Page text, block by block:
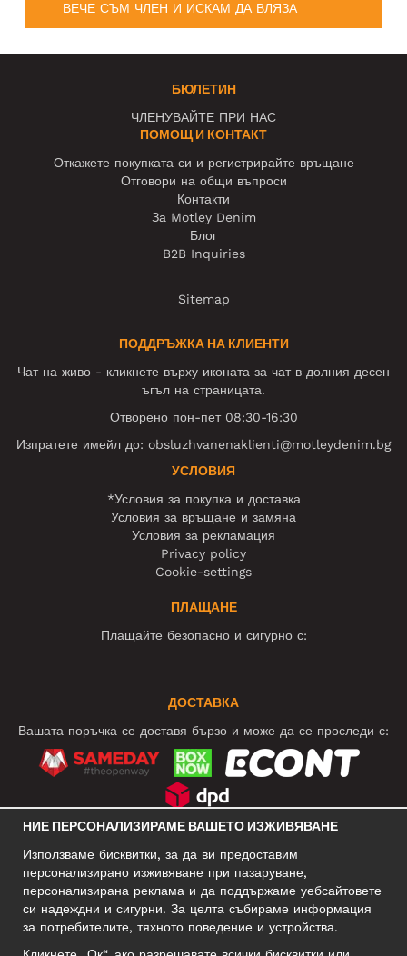
ВЕЧЕ СЪМ ЧЛЕН И ИСКАМ ДА ВЛЯЗА
БЮЛЕТИН
ЧЛЕНУВАЙТЕ ПРИ НАС
ПОМОЩ И КОНТАКТ
Откажете покупката си и регистрирайте връщане
Отговори на общи въпроси
Контакти
За Motley Denim
Блог
B2B Inquiries
Sitemap
ПОДДРЪЖКА НА КЛИЕНТИ
Чат на живо - кликнете върху иконата за чат в долния десен
ъгъл на страницата.
Отворено пон-пет 08:30-16:30
Изпратете имейл до: obsluzhvanenaklienti@motleydenim.bg
УСЛОВИЯ
*Условия за покупка и доставка
Условия за връщане и замяна
Условия за рекламация
Privacy policy
Cookie-settings
ПЛАЩАНЕ
Плащайте безопасно и сигурно с:
ДОСТАВКА
Вашата поръчка се доставя бързо и може да се проследи с:
БИЗНЕС АДРЕС
НИЕ ПЕРСОНАЛИЗИРАМЕ ВАШЕТО ИЗЖИВЯВАНЕ
Използваме бисквитки, за да ви предоставим
персонализирано изживяване при пазаруване,
персонализирана реклама и да поддържаме уебсайтовете
си надеждни и сигурни. За целта събираме информация
за потребителите, тяхното поведение и устройства.